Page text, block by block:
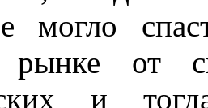
могло
рынке от
и